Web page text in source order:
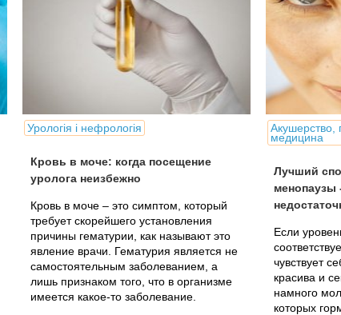
Урологія і нефрологія
Кровь в моче: когда посещение
уролога неизбежно
Кровь в моче – это симптом, который
требует скорейшего установления
причины гематурии, как называют это
явление врачи. Гематурия является не
самостоятельным заболеванием, а
лишь признаком того, что в организме
имеется какое-то заболевание.
Акушерство,
медицина
Лучший
менопаузы
Если
чувствует
красива и
намного
которых